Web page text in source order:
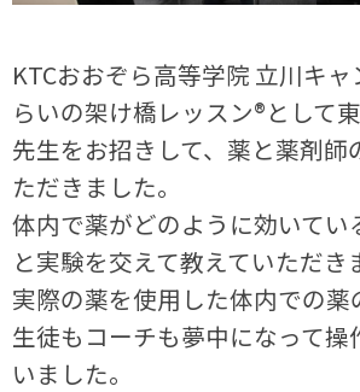
KTCおおぞら高等学院 立川キ
らいの架け橋レッスン®として
先生をお招きして、薬と薬剤師
ただきました。
体内で薬がどのように効いてい
と実験を交えて教えていただき
実際の薬を使用した体内での薬
生徒もコーチも夢中になって操
いました。